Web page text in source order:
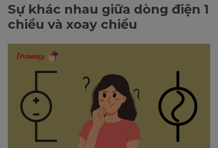
Sự khác nhau giữa dòng điện 1
chiều và xoay chiều